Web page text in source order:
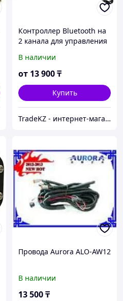
Контроллер Bluetooth на
2 канала для управления
ALO-BT06-2
В наличии
от 13 900₸
Купить
TradeKZ - интернет-магазин
Провода Aurora ALO-AW12
В наличии
13 500₸